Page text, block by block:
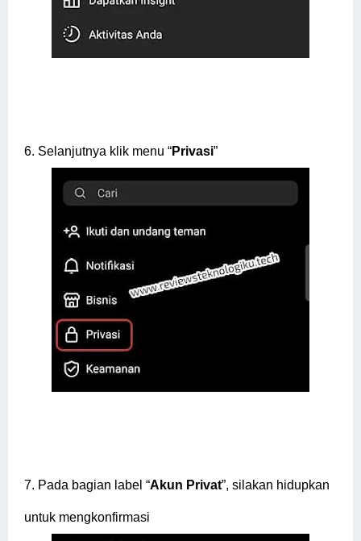
6. Selanjutnya klik menu “Privasi”
7. Pada bagian label “Akun Privat”, silakan hidupkan
untuk mengkonfirmasi